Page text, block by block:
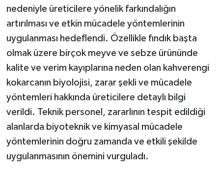
nedeniyle üreticilere yönelik farkındalığın
artırılması ve etkin mücadele yöntemlerinin
uygulanması hedeflendi. Özellikle fındık başta
olmak üzere birçok meyve ve sebze ürününde
kalite ve verim kayıplarına neden olan kahverengi
kokarcanın biyolojisi, zarar şekli ve mücadele
yöntemleri hakkında üreticilere detaylı bilgi
verildi. Teknik personel, zararlının tespit edildiği
alanlarda biyoteknik ve kimyasal mücadele
yöntemlerinin doğru zamanda ve etkili şekilde
uygulanmasının önemini vurguladı.
GÜNDEM
İş ilanı
Kültür - Sanat
MAGAZİN
Resmi İlan